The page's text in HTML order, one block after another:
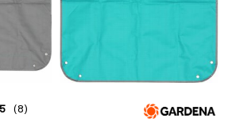
5 (8)